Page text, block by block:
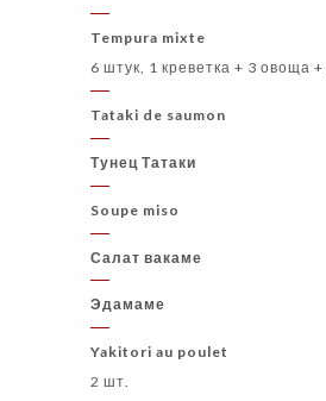
Tempura mixte
6 штук, 1 креветка + 3 овоща
Tataki de saumon
Тунец Татаки
Soupe miso
Салат вакаме
Эдамаме
Yakitori au poulet
2 шт.